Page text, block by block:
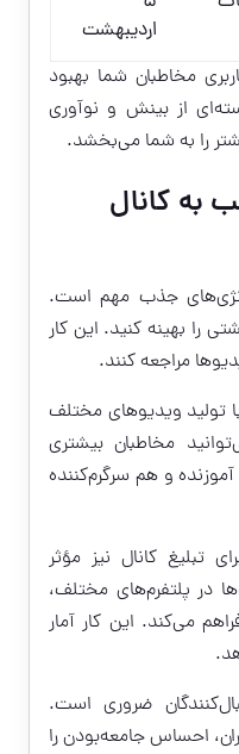
اردیبهشت
مخاطبان شما بهبود
از بینش و نوآوری
را به شما می‌بخشد.
کانال
جذب مهم است.
را بهینه کنید. این کار
مراجعه کنند.
تولید ویدیوهای مختلف
مخاطبان بیشتری
و هم سرگرم‌کننده
تبلیغ کانال نیز مؤثر
در پلتفرم‌های مختلف،
می‌کند. این کار آمار
ضروری است.
احساس جامعه‌بودن را